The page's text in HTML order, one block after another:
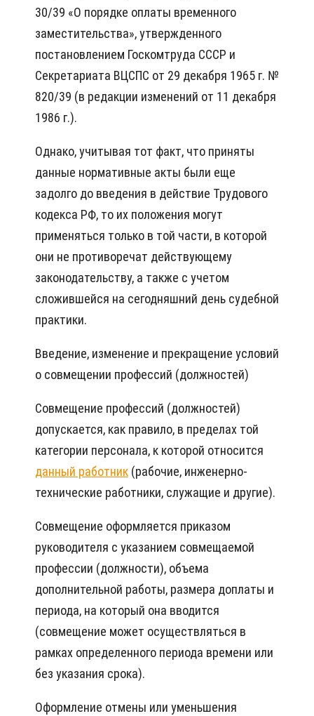
30/39 «О порядке оплаты временного
заместительства», утвержденного
постановлением Госкомтруда СССР и
Секретариата ВЦСПС от 29 декабря 1965 г. №
820/39 (в редакции изменений от 11 декабря
1986 г.).
Однако, учитывая тот факт, что приняты
данные нормативные акты были еще
задолго до введения в действие Трудового
кодекса РФ, то их положения могут
применяться только в той части, в которой
они не противоречат действующему
законодательству, а также с учетом
сложившейся на сегодняшний день судебной
практики.
Введение, изменение и прекращение условий
о совмещении профессий (должностей)
Совмещение профессий (должностей)
допускается, как правило, в пределах той
категории персонала, к которой относится
данный работник (рабочие, инженерно-
технические работники, служащие и другие).
Совмещение оформляется приказом
руководителя с указанием совмещаемой
профессии (должности), объема
дополнительной работы, размера доплаты и
периода, на который она вводится
(совмещение может осуществляться в
рамках определенного периода времени или
без указания срока).
Оформление отмены или уменьшения